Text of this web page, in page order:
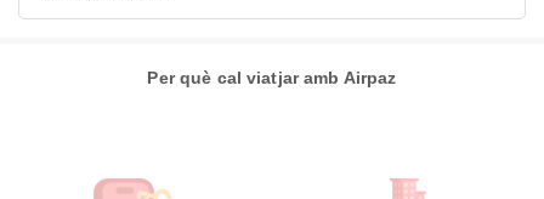
Per què cal viatjar amb Airpaz